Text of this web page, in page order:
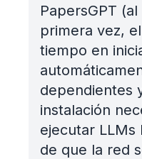
PapersGPT
primera vez,
tiempo en
dependientes
instalación
ejecutar LLMs
de que la red